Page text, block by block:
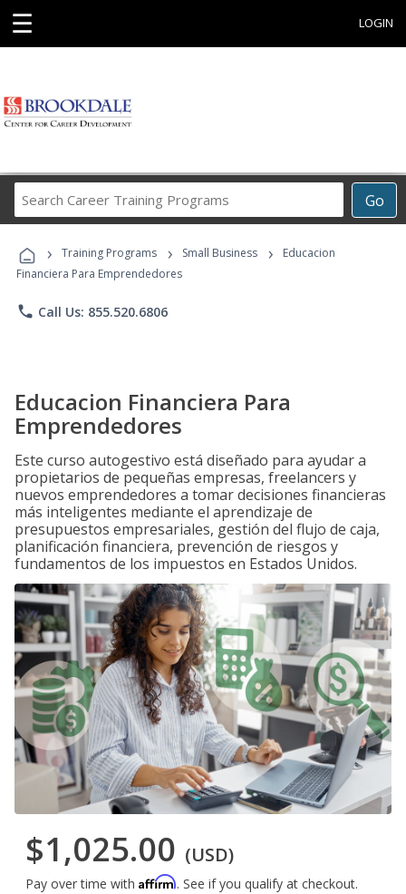
☰ LOGIN
Go
Career
Programs
› Training Programs › Small Business ›
Educacion
Financiera Para Emprendedores
phone Call Us: 855.520.6806
Educacion Financiera Para
Emprendedores
Este curso autogestivo está diseñado para ayudar a
propietarios de pequeñas empresas, freelancers y
nuevos emprendedores a tomar decisiones financieras
más inteligentes mediante el aprendizaje de
presupuestos empresariales, gestión del flujo de caja,
planificación financiera, prevención de riesgos y
fundamentos de los impuestos en Estados Unidos.
$1,025.00 (USD)
Pay over time with Affirm. See if you qualify at checkout.